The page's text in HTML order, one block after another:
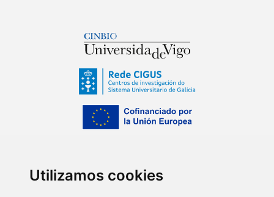
Utilizamos cookies